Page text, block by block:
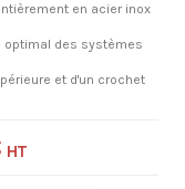
en acier inox
optimal des systèmes
et d'un crochet
HT